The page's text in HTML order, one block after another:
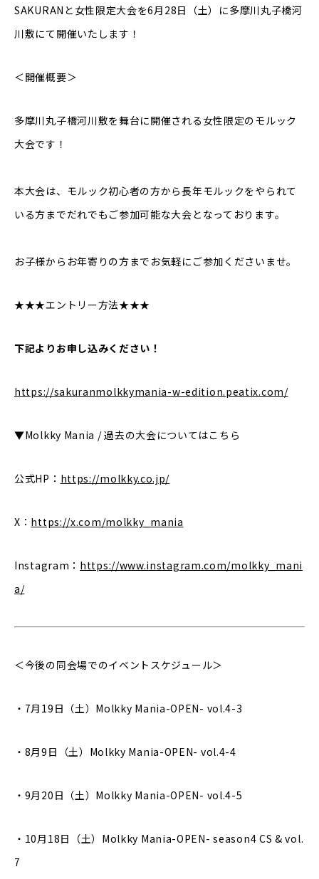
SAKURANと女性限定大会を6月28日（土）に多摩川丸子橋河
川敷にて開催いたします！
＜開催概要＞
多摩川丸子橋河川敷を舞台に開催される女性限定のモルック
大会です！
本大会は、モルック初心者の方から長年モルックをやられて
いる方までだれでもご参加可能な大会となっております。
お子様からお年寄りの方までお気軽にご参加くださいませ。
★★★エントリー方法★★★
下記よりお申し込みください！
https://sakuranmolkkymania-w-edition.peatix.com/
▼Molkky Mania / 過去の大会についてはこちら
公式HP： https://molkky.co.jp/
X： https://x.com/molkky_mania
Instagram： https://www.instagram.com/molkky_mani
a/
＜今後の同会場でのイベントスケジュール＞
・7月19日（土）Molkky Mania-OPEN- vol.4-3
・8月9日（土）Molkky Mania-OPEN- vol.4-4
・9月20日（土）Molkky Mania-OPEN- vol.4-5
・10月18日（土）Molkky Mania-OPEN- season4 CS & vol.
7